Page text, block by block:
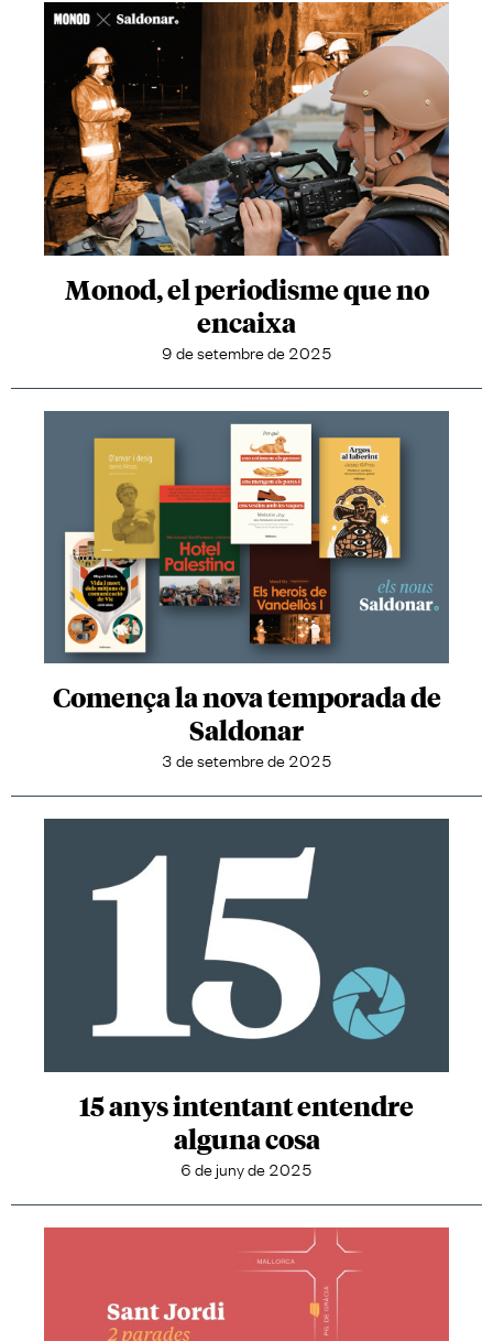
Monod, el periodisme que no
encaixa
9 de setembre de 2025
Comença la nova temporada de
Saldonar
3 de setembre de 2025
15 anys intentant entendre
alguna cosa
6 de juny de 2025